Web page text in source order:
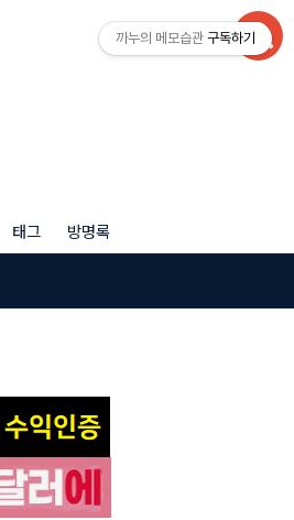
태그 방명록
까누의 메모습관 구독하기